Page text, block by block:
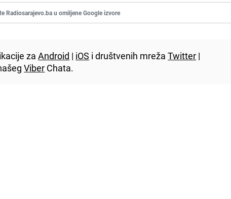
Radiosarajevo.ba u omiljene Google izvore
zaAndroid | iOS i društvenih mrežaTwitter |
Viber Chata.